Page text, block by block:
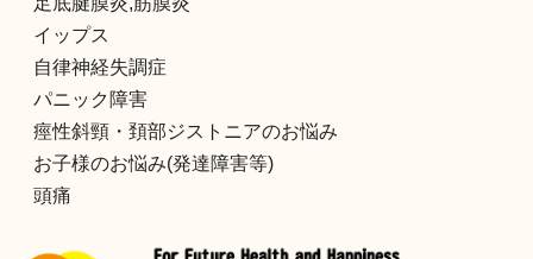
イップス
自律神経失調症
パニック障害
痙性斜頸・頚部ジストニアのお悩み
お子様のお悩み(発達障害等)
頭痛